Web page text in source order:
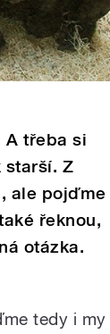
A třeba si
starší. Z
ale pojďme
řeknou,
otázka.
tedy i my